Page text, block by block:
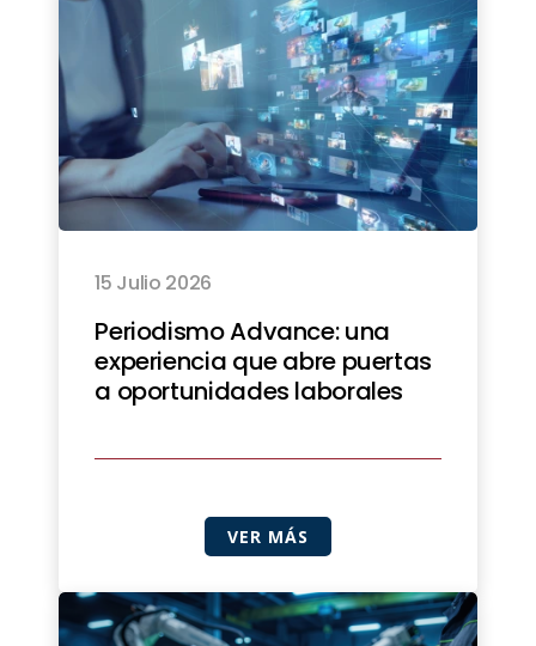
15 Julio 2026
Periodismo Advance: una
experiencia que abre puertas
a oportunidades laborales
VER MÁS